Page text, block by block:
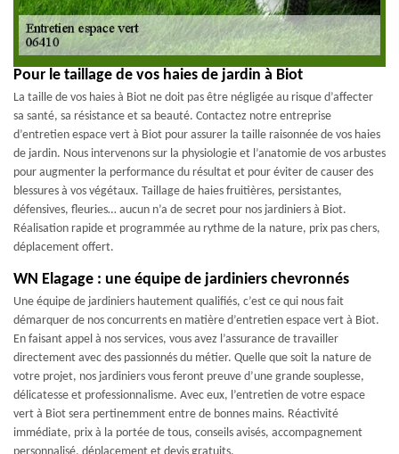
Pour le taillage de vos haies de jardin à Biot
La taille de vos haies à Biot ne doit pas être négligée au risque d’affecter
sa santé, sa résistance et sa beauté. Contactez notre entreprise
d’entretien espace vert à Biot pour assurer la taille raisonnée de vos haies
de jardin. Nous intervenons sur la physiologie et l’anatomie de vos arbustes
pour augmenter la performance du résultat et pour éviter de causer des
blessures à vos végétaux. Taillage de haies fruitières, persistantes,
défensives, fleuries… aucun n’a de secret pour nos jardiniers à Biot.
Réalisation rapide et programmée au rythme de la nature, prix pas chers,
déplacement offert.
WN Elagage : une équipe de jardiniers chevronnés
Une équipe de jardiniers hautement qualifiés, c’est ce qui nous fait
démarquer de nos concurrents en matière d’entretien espace vert à Biot.
En faisant appel à nos services, vous avez l’assurance de travailler
directement avec des passionnés du métier. Quelle que soit la nature de
votre projet, nos jardiniers vous feront preuve d’une grande souplesse,
délicatesse et professionnalisme. Avec eux, l’entretien de votre espace
vert à Biot sera pertinemment entre de bonnes mains. Réactivité
immédiate, prix à la portée de tous, conseils avisés, accompagnement